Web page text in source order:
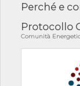
Perché e
Protocollo
Comunità